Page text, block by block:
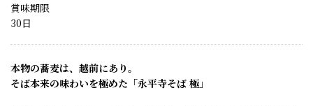
賞味期限
30日
本物の蕎麦は、越前にあり。
そば本来の味わいを極めた「永平寺そば 極」